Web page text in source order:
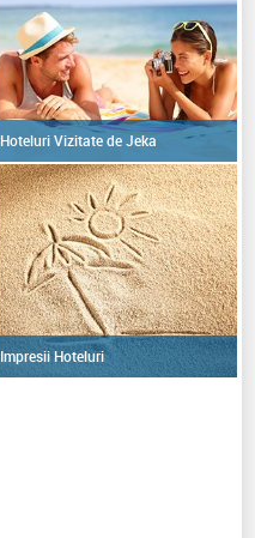
Hoteluri Vizitate de Jeka
Impresii Hoteluri